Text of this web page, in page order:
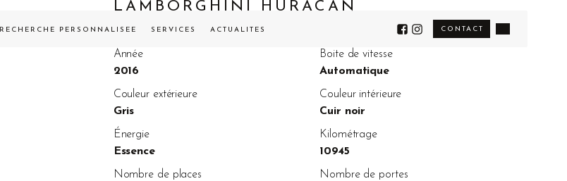
RECHERCHE PERSONNALISÉE SERVICES ACTUALITÉS CONTACT
LAMBORGHINI HURACAN
VENDUE
Année
2016
Boite de vitesse
Automatique
Couleur extérieure
Gris
Couleur intérieure
Cuir noir
Énergie
Essence
Kilométrage
10945
Nombre de places
Nombre de portes